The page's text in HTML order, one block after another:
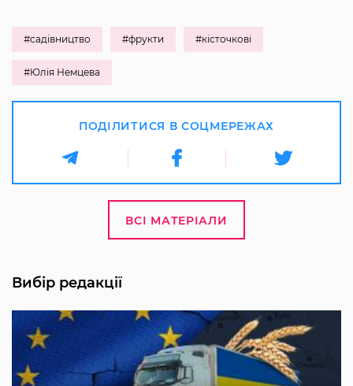
#садівництво #фрукти #кісточкові
#Юлія Немцева
ПОДІЛИТИСЯ В СОЦМЕРЕЖАХ
ВСІ МАТЕРІАЛИ
Вибір редакції